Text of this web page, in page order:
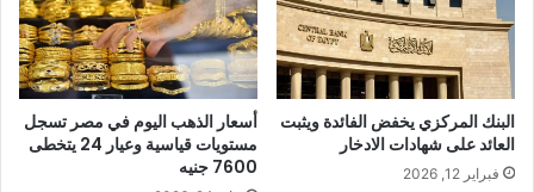
البنك المركزي يخفض الفائدة ويثبت
العائد على شهادات الادخار
فبراير 12, 2026
أسعار الذهب اليوم في مصر تسجل
مستويات قياسية وعيار 24 يتخطى
7600 جنيه